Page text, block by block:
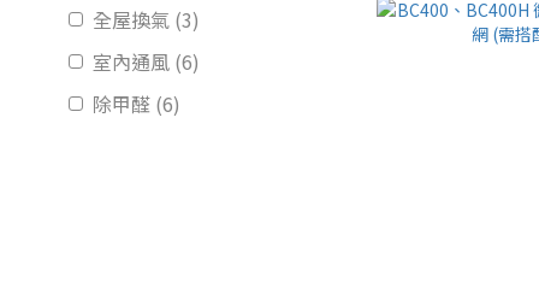
全屋換氣 (3)
室內通風 (6)
除甲醛 (6)